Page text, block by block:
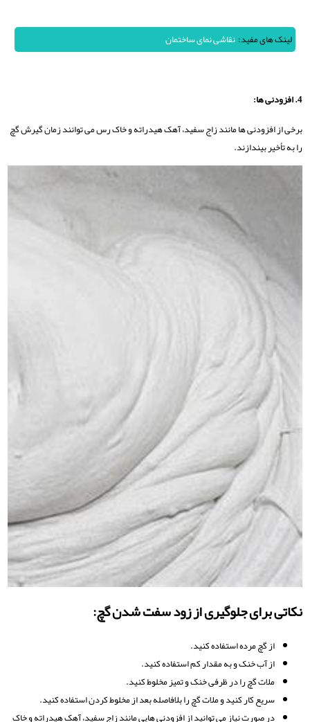
لینک های مفید:نقاشی نمای ساختمان
4. افزودنی ها:
برخی از افزودنی ها مانند زاج سفید، آهک هیدراته و خاک رس می توانند زمان گیرش گچ
را به تأخیر بیندازند.
نکاتی برای جلوگیری از زود سفت شدن گچ:
از گچ مرده استفاده کنید.
از آب خنک و به مقدار کم استفاده کنید.
ملات گچ را در ظرفی خنک و تمیز مخلوط کنید.
سریع کار کنید و ملات گچ را بلافاصله بعد از مخلوط کردن استفاده کنید.
در صورت نیاز می توانید از افزودنی هایی مانند زاج سفید، آهک هیدراته و خاک